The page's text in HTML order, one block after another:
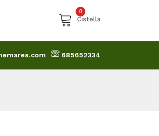
0
Cistella
685652334